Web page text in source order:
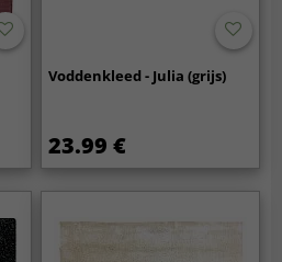
Voddenkleed - Julia (grijs)
23.99 €